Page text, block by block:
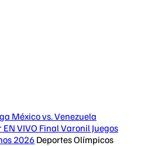
México vs. Venezuela
EN VIVO Final Varonil Juegos
2026 Deportes Olímpicos